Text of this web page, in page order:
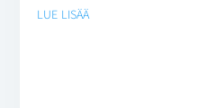
lue lisää